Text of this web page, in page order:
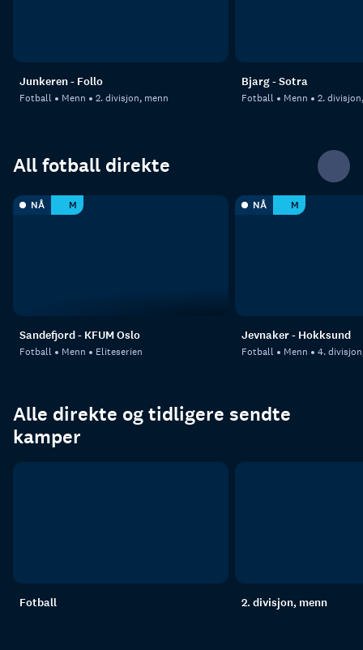
Junkeren - Follo
Fotball Menn 2. divisjon, menn
Bjarg - Sotra
Fotball Menn 2.
All fotball direkte
NÅ M
Sandefjord - KFUM Oslo
Fotball Menn Eliteserien
NÅ M
Jevnaker - Hokksund
Fotball Menn 4.
Alle direkte og tidligere sendte
kamper
Fotball 2. divisjon, menn